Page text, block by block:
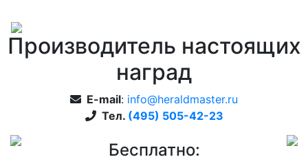
Производитель настоящих
наград
E-mail: info@heraldmaster.ru
Тел. (495) 505-42-23
Бесплатно: